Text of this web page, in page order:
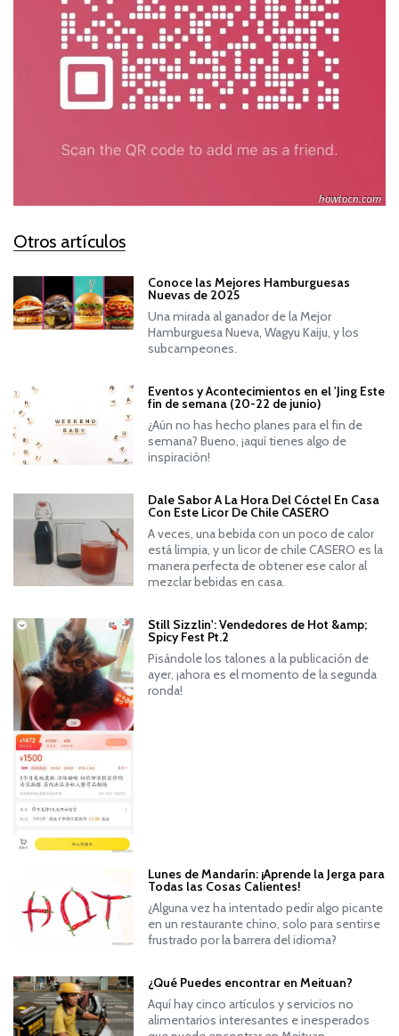
Otros artículos
Conoce las Mejores Hamburguesas
Nuevas de 2025
Una mirada al ganador de la Mejor
Hamburguesa Nueva, Wagyu Kaiju, y los
subcampeones.
Eventos y Acontecimientos en el 'Jing Este
fin de semana (20-22 de junio)
¿Aún no has hecho planes para el fin de
semana? Bueno, ¡aquí tienes algo de
inspiración!
Dale Sabor A La Hora Del Cóctel En Casa
Con Este Licor De Chile CASERO
A veces, una bebida con un poco de calor
está limpia, y un licor de chile CASERO es la
manera perfecta de obtener ese calor al
mezclar bebidas en casa.
Still Sizzlin': Vendedores de Hot &amp;
Spicy Fest Pt.2
Pisándole los talones a la publicación de
ayer, ¡ahora es el momento de la segunda
ronda!
Lunes de Mandarín: ¡Aprende la Jerga para
Todas las Cosas Calientes!
¿Alguna vez ha intentado pedir algo picante
en un restaurante chino, solo para sentirse
frustrado por la barrera del idioma?
¿Qué Puedes encontrar en Meituan?
Aquí hay cinco artículos y servicios no
alimentarios interesantes e inesperados